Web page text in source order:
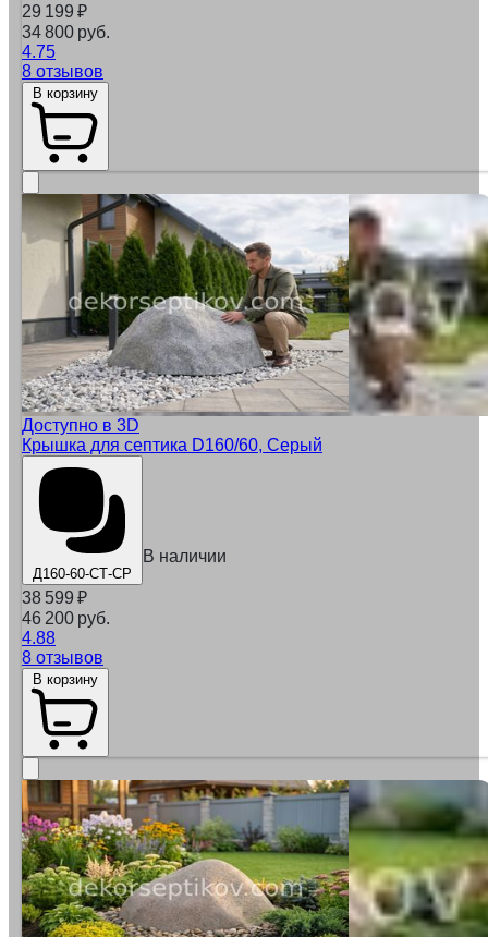
29 199 ₽
34 800 руб.
4.75
8 отзывов
Доступно в 3D
Крышка для септика D160/60, Серый
Д160-60-СТ-СР
В наличии
38 599 ₽
46 200 руб.
4.88
8 отзывов